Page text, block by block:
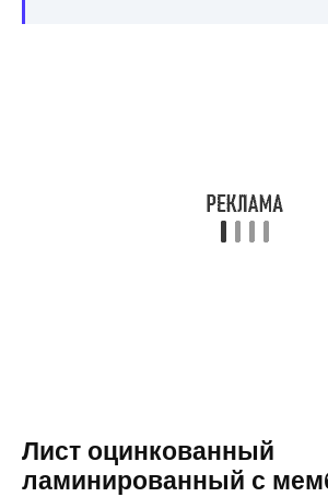
Лист оцинкованный
ламинированный с